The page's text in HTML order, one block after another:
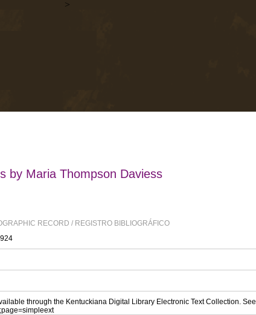
>
by Maria Thompson Daviess
RECORD / REGISTRO BIBLIOGRÁFICO
through the Kentuckiana Digital Library Electronic Text Collection. See